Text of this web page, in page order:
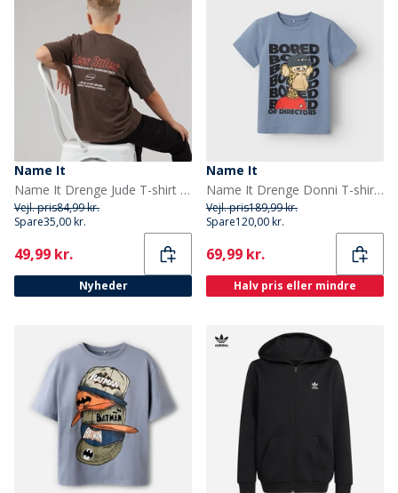
Name It
Name It Drenge Jude T-shirt Chocolate Brown
Vejl. pris84,99 kr.
Spare35,00 kr.
Current
49,99 kr.
Nyheder
Name It
Name It Drenge Donni T-shirt Troposphere
Vejl. pris189,99 kr.
Spare120,00 kr.
Current
69,99 kr.
Halv pris eller mindre